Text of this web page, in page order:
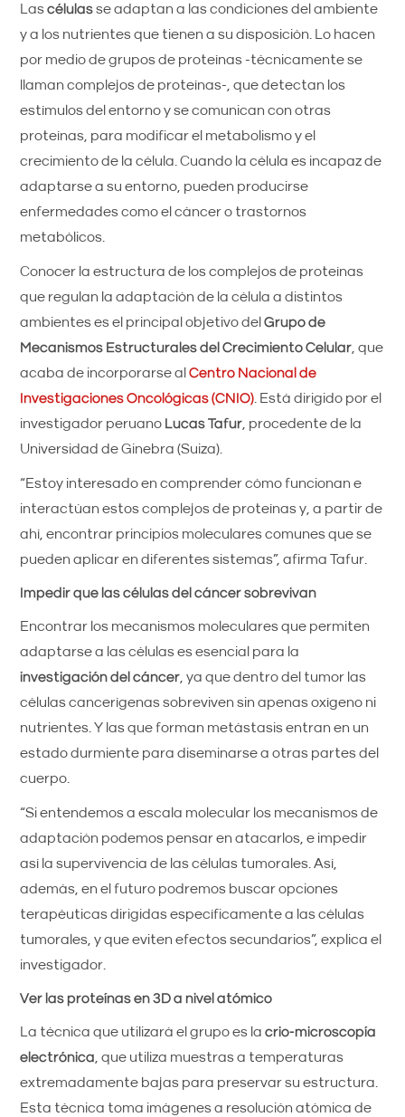
Lascélulasse adaptan a las condiciones del ambiente
y a los nutrientes que tienen a su disposición. Lo hacen
por medio de grupos de proteínas -técnicamente se
llaman complejos de proteínas-, que detectan los
estímulos del entorno y se comunican con otras
proteínas, para modificar el metabolismo y el
crecimiento de la célula. Cuando la célula es incapaz de
adaptarse a su entorno, pueden producirse
enfermedades como el cáncer o trastornos
metabólicos.
Conocer la estructura de los complejos de proteínas
que regulan la adaptación de la célula a distintos
ambientes es el principal objetivo delGrupo de
Mecanismos Estructurales del Crecimiento Celular , que
acaba de incorporarse alCentro Nacional de
Investigaciones Oncológicas (CNIO) . Está dirigido por el
investigador peruano Lucas Tafur , procedente de la
Universidad de Ginebra (Suiza).
“Estoy interesado en comprender cómo funcionan e
interactúan estos complejos de proteínas y, a partir de
ahí, encontrar principios moleculares comunes que se
pueden aplicar en diferentes sistemas”, afirma Tafur.
Impedir que las células del cáncer sobrevivan
Encontrar los mecanismos moleculares que permiten
adaptarse a las células es esencial para la
investigación del cáncer , ya que dentro del tumor las
células cancerígenas sobreviven sin apenas oxígeno ni
nutrientes. Y las que forman metástasis entran en un
estado durmiente para diseminarse a otras partes del
cuerpo.
“Si entendemos a escala molecular los mecanismos de
adaptación podemos pensar en atacarlos, e impedir
así la supervivencia de las células tumorales. Así,
además, en el futuro podremos buscar opciones
terapéuticas dirigidas específicamente a las células
tumorales, y que eviten efectos secundarios”, explica el
investigador.
Ver las proteínas en 3D a nivel atómico
La técnica que utilizará el grupo es lacrio-microscopía
electrónica , que utiliza muestras a temperaturas
extremadamente bajas para preservar su estructura.
Esta técnica toma imágenes a resolución atómica de